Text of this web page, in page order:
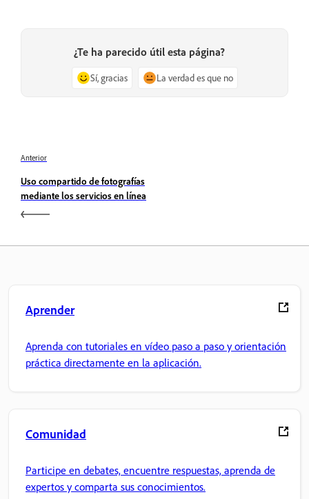
¿Te ha parecido útil esta página?
Sí, gracias La verdad es que no
Anterior
Uso compartido de fotografías
mediante los servicios en línea
Aprender
Aprenda con tutoriales en vídeo paso a paso y orientación
práctica directamente en la aplicación.
Comunidad
Participe en debates, encuentre respuestas, aprenda de
expertos y comparta sus conocimientos.